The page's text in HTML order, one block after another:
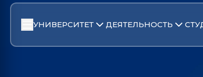
УНИВЕРСИТЕТ ДЕЯТЕЛЬНОСТЬ